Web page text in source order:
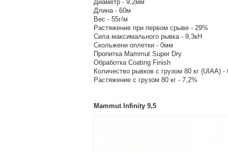
Диаметр - 9,2мм
Длина - 60м
Вес - 55г/м
Растяжение при первом срыве - 29%
Сила максимального рывка - 9,3кН
Скольжени оплетки - 0мм
Пропитка Mammut Super Dry
Обработка Coating Finish
Количество рывков с грузом 80 кг (UIAA) -
Растяжение с грузом 80 кг - 7,2%
Mammut Infinity 9,5